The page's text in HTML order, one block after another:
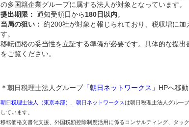
の多国籍企業グループに属する法人が対象となっています。
提出期限： 通知受領日から180日以内。
当局の狙い： 約200社が対象と報じられており、税収増に
す。
移転価格の妥当性を立証する準備が必要です。具体的な提
をご覧ください。
＊朝日税理士法人グループ「朝日ネットワークス」 HPへ移動
朝日税理士法人（東京本部） 朝日ネットワークスは朝日税理士法人グルー
しています。
移転価格文書化支援、外国税額控除制度活用に係るコンサルティング、タッ